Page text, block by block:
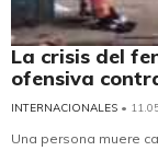
La crisis del
ofensiva
INTERNACIONALES •
Una persona muere